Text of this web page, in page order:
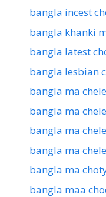
bangla incest
bangla khanki
bangla latest
bangla lesbian
bangla ma
bangla ma
bangla ma
bangla ma
bangla ma
bangla maa